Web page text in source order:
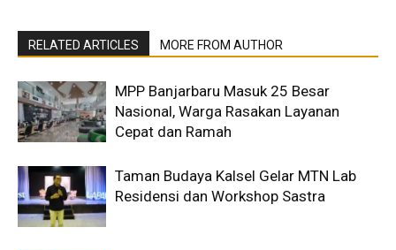
RELATED ARTICLES MORE FROM AUTHOR
MPP Banjarbaru Masuk 25 Besar
Nasional, Warga Rasakan Layanan
Cepat dan Ramah
Taman Budaya Kalsel Gelar MTN Lab
Residensi dan Workshop Sastra